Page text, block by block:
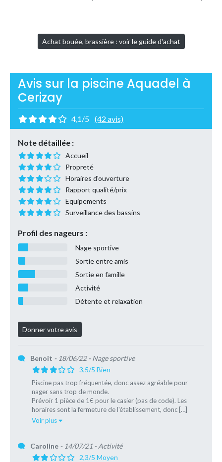
Achat bouée, brassière : voir le guide d'achat
Avis sur la piscine Aquadel à
Cerizay
4,1/5 (42 avis)
Note détaillée :
Accueil
Propreté
Horaires d'ouverture
Rapport qualité/prix
Equipements
Surveillance des bassins
Profil des nageurs :
Nage sportive
Sortie entre amis
Sortie en famille
Activité
Détente et relaxation
Benoit - 18/06/22- Nage sportive
3,5/5 Bien
Piscine pas trop fréquentée, donc assez agréable pour
nager sans trop de monde.
Prévoir 1 pièce de 1€ pour le casier (pas de code). Les
horaires sont la fermeture de l'établissement, donc […]
Voir plus
Caroline - 14/07/21 - Activité
2,3/5 Moyen